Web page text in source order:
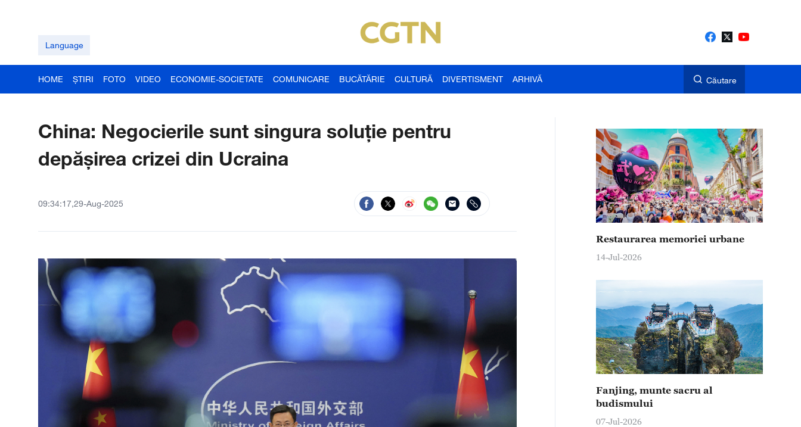
Language
HOME ȘTIRI FOTO VIDEO ECONOMIE-SOCIETATE COMUNICARE BUCĂTĂRIE CULTURĂ DIVERTISMENT ARHIVĂ Căutare
China: Negocierile sunt singura soluție pentru
depășirea crizei din Ucraina
09:34:17,29-Aug-2025
Restaurarea memoriei urbane
14-Jul-2026
Fanjing, munte sacru al
budismului
07-Jul-2026